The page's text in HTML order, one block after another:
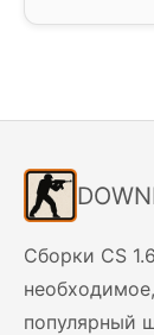
Сборки CS
популярный